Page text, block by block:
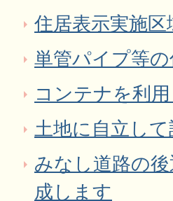
住居表示実施
単管パイプ等
コンテナを利
土地に自立し
みなし道路の
成します